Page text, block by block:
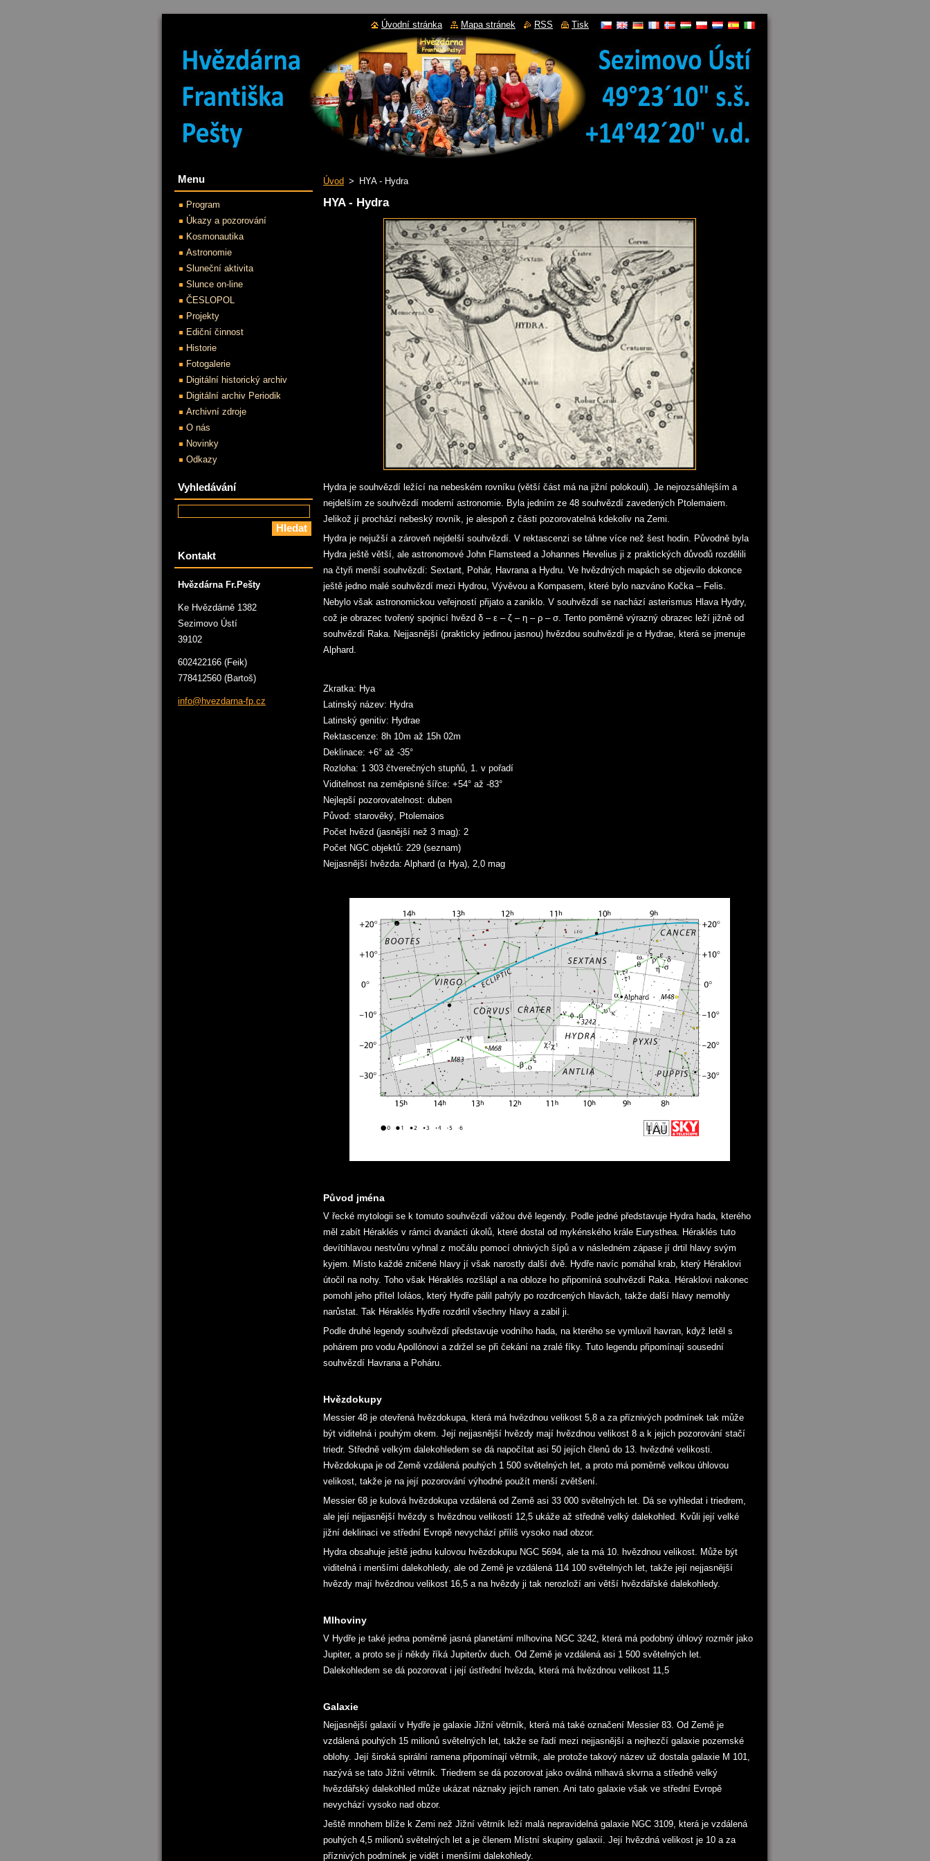
Úvod > HYA - Hydra
HYA - Hydra
Hydra je souhvězdí ležící na nebeském rovníku (větší část má na jižní polokouli). Je nejrozsáhlejším a
nejdelším ze souhvězdí moderní astronomie. Byla jedním ze 48 souhvězdí zavedených Ptolemaiem.
Jelikož jí prochází nebeský rovník, je alespoň z části pozorovatelná kdekoliv na Zemi.
Hydra je nejužší a zároveň nejdelší souhvězdí. V rektascenzi se táhne více než šest hodin. Původně byla
Hydra ještě větší, ale astronomové John Flamsteed a Johannes Hevelius ji z praktických důvodů rozdělili
na čtyři menší souhvězdí: Sextant, Pohár, Havrana a Hydru. Ve hvězdných mapách se objevilo dokonce
ještě jedno malé souhvězdí mezi Hydrou, Vývěvou a Kompasem, které bylo nazváno Kočka – Felis.
Nebylo však astronomickou veřejností přijato a zaniklo. V souhvězdí se nachází asterismus Hlava Hydry,
což je obrazec tvořený spojnicí hvězd δ – ε – ζ – η – ρ – σ. Tento poměrně výrazný obrazec leží jižně od
souhvězdí Raka. Nejjasnější (prakticky jedinou jasnou) hvězdou souhvězdí je α Hydrae, která se jmenuje
Alphard.
Zkratka: Hya
Latinský název: Hydra
Latinský genitiv: Hydrae
Rektascenze: 8h 10m až 15h 02m
Deklinace: +6° až -35°
Rozloha: 1 303 čtverečných stupňů, 1. v pořadí
Viditelnost na zeměpisné šířce: +54° až -83°
Nejlepší pozorovatelnost: duben
Původ: starověký, Ptolemaios
Počet hvězd (jasnější než 3 mag): 2
Počet NGC objektů: 229 (seznam)
Nejjasnější hvězda: Alphard (α Hya), 2,0 mag
Původ jména
V řecké mytologii se k tomuto souhvězdí vážou dvě legendy. Podle jedné představuje Hydra hada, kterého
měl zabít Héraklés v rámci dvanácti úkolů, které dostal od mykénského krále Eurysthea. Héraklés tuto
devítihlavou nestvůru vyhnal z močálu pomocí ohnivých šípů a v následném zápase jí drtil hlavy svým
kyjem. Místo každé zničené hlavy jí však narostly další dvě. Hydře navíc pomáhal krab, který Héraklovi
útočil na nohy. Toho však Héraklés rozšlápl a na obloze ho připomíná souhvězdí Raka. Héraklovi nakonec
pomohl jeho přítel Ioláos, který Hydře pálil pahýly po rozdrcených hlavách, takže další hlavy nemohly
narůstat. Tak Héraklés Hydře rozdrtil všechny hlavy a zabil ji.
Podle druhé legendy souhvězdí představuje vodního hada, na kterého se vymluvil havran, když letěl s
pohárem pro vodu Apollónovi a zdržel se při čekání na zralé fíky. Tuto legendu připomínají sousední
souhvězdí Havrana a Poháru.
Hvězdokupy
Messier 48 je otevřená hvězdokupa, která má hvězdnou velikost 5,8 a za příznivých podmínek tak může
být viditelná i pouhým okem. Její nejjasnější hvězdy mají hvězdnou velikost 8 a k jejich pozorování stačí
triedr. Středně velkým dalekohledem se dá napočítat asi 50 jejích členů do 13. hvězdné velikosti.
Hvězdokupa je od Země vzdálená pouhých 1 500 světelných let, a proto má poměrně velkou úhlovou
velikost, takže je na její pozorování výhodné použít menší zvětšení.
Messier 68 je kulová hvězdokupa vzdálená od Země asi 33 000 světelných let. Dá se vyhledat i triedrem,
ale její nejjasnější hvězdy s hvězdnou velikostí 12,5 ukáže až středně velký dalekohled. Kvůli její velké
jižní deklinaci ve střední Evropě nevychází příliš vysoko nad obzor.
Hydra obsahuje ještě jednu kulovou hvězdokupu NGC 5694, ale ta má 10. hvězdnou velikost. Může být
viditelná i menšími dalekohledy, ale od Země je vzdálená 114 100 světelných let, takže její nejjasnější
hvězdy mají hvězdnou velikost 16,5 a na hvězdy ji tak nerozloží ani větší hvězdářské dalekohledy.
Mlhoviny
V Hydře je také jedna poměrně jasná planetární mlhovina NGC 3242, která má podobný úhlový rozměr jako
Jupiter, a proto se jí někdy říká Jupiterův duch. Od Země je vzdálená asi 1 500 světelných let.
Dalekohledem se dá pozorovat i její ústřední hvězda, která má hvězdnou velikost 11,5
Galaxie
Nejjasnější galaxií v Hydře je galaxie Jižní větrník, která má také označení Messier 83. Od Země je
vzdálená pouhých 15 milionů světelných let, takže se řadí mezi nejjasnější a nejhezčí galaxie pozemské
oblohy. Její široká spirální ramena připomínají větrník, ale protože takový název už dostala galaxie M 101,
nazývá se tato Jižní větrník. Triedrem se dá pozorovat jako oválná mlhavá skvrna a středně velký
hvězdářský dalekohled může ukázat náznaky jejích ramen. Ani tato galaxie však ve střední Evropě
nevychází vysoko nad obzor.
Ještě mnohem blíže k Zemi než Jižní větrník leží malá nepravidelná galaxie NGC 3109, která je vzdálená
pouhých 4,5 milionů světelných let a je členem Místní skupiny galaxií. Její hvězdná velikost je 10 a za
příznivých podmínek je vidět i menšími dalekohledy.
Menu
Program
Úkazy a pozorování
Kosmonautika
Astronomie
Sluneční aktivita
Slunce on-line
ČESLOPOL
Projekty
Ediční činnost
Historie
Fotogalerie
Digitální historický archiv
Digitální archiv Periodik
Archivní zdroje
O nás
Novinky
Odkazy
Vyhledávání
Kontakt
Hvězdárna Fr.Pešty
Ke Hvězdárně 1382
Sezimovo Ústí
39102
602422166 (Feik)
778412560 (Bartoš)
info@hvezdarna-fp.cz
Úvodní stránka Mapa stránek RSS Tisk